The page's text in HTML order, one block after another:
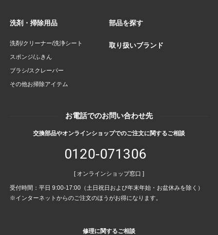
洗剤・掃除用品
洗剤/クリーナー/洗浄シート
スポンジ/ふきん
ブラシ/スクレーパー
その他お掃除アイテム
部品を探す
取り扱いブランド
お電話でのお問い合わせ先
交換部品やオンラインショップでのご注文に関するご相談
0120-071306
[ オンラインショップ窓口 ]
受付時間：平日 9:00-17:00（土日祝日および年末年始・お盆休みを除く）
※インターネットからのご注文のほうがお得になります。
修理に関するご相談